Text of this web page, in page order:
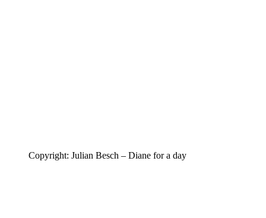
Copyright: Julian Besch – Diane for a day